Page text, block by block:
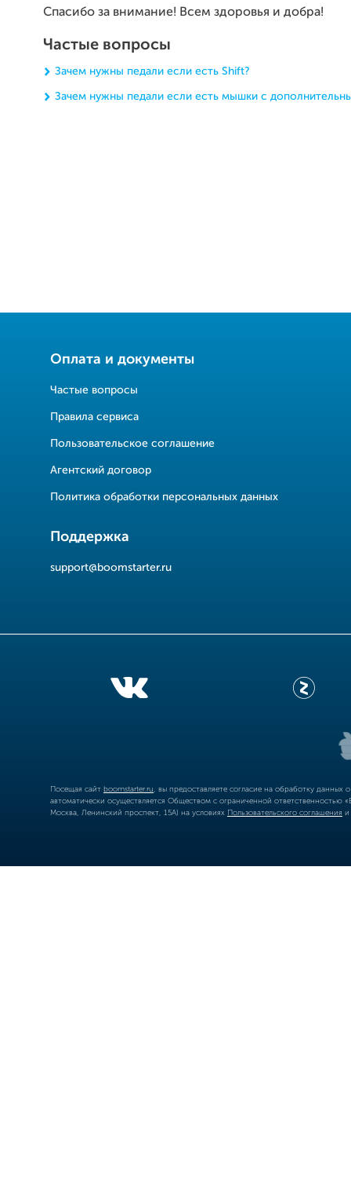
Спасибо за внимание! Всем здоровья и добра!
Частые вопросы
Зачем нужны педали если есть Shift?
Зачем нужны педали если есть мышки с
Оплата и документы
Частые вопросы
Правила сервиса
Пользовательское соглашение
Агентский договор
Политика обработки персональных данных
Поддержка
support@boomstarter.ru
Посещая сайт boomstarter.ru , вы предоставляете согласие на обработку
автоматически осуществляется Обществом с ограниченной
Москва, Ленинский проспект, 15А) на условиях Пользовательского соглашения и